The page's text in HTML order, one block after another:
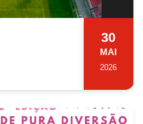
30
MAI
2026